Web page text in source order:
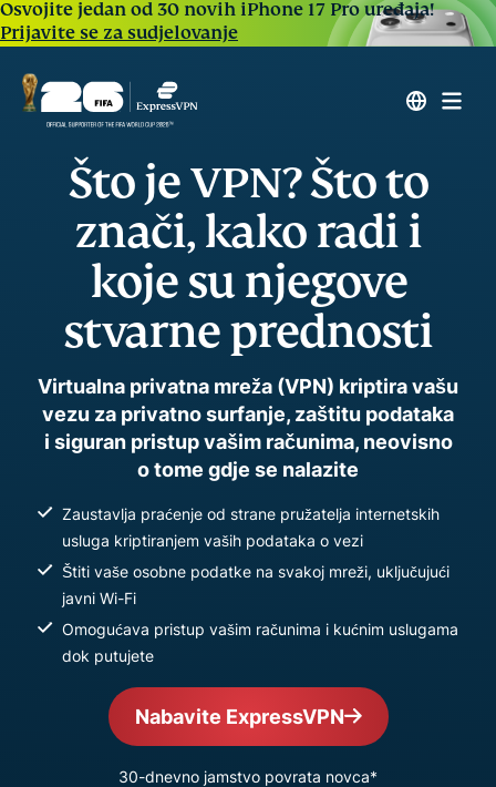
Osvojite jedan od 30 novih iPhone 17 Pro uređaja!
Prijavite se za sudjelovanje
Što je VPN? Što to
znači, kako radi i
koje su njegove
stvarne prednosti
Virtualna privatna mreža (VPN) kriptira vašu
vezu za privatno surfanje, zaštitu podataka
i siguran pristup vašim računima, neovisno
o tome gdje se nalazite
Zaustavlja praćenje od strane pružatelja internetskih
usluga kriptiranjem vaših podataka o vezi
Štiti vaše osobne podatke na svakoj mreži, uključujući
javni Wi-Fi
Omogućava pristup vašim računima i kućnim uslugama
dok putujete
Nabavite ExpressVPN
30-dnevno jamstvo povrata novca*